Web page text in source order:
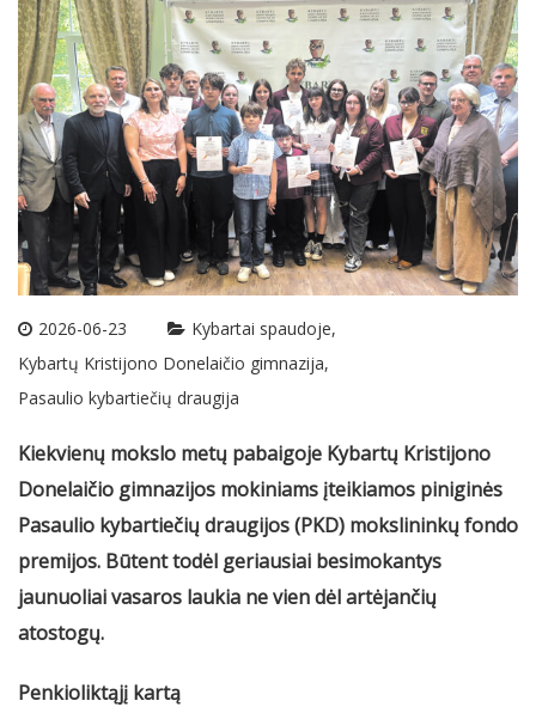
2026-06-23
Kybartai spaudoje
Kybartų Kristijono Donelaičio gimnazija
Pasaulio kybartiečių draugija
Kiekvienų mokslo metų pabaigoje Kybartų Kristijono
Donelaičio gimnazijos mokiniams įteikiamos piniginės
Pasaulio kybartiečių draugijos (PKD) mokslininkų fondo
premijos. Būtent todėl geriausiai besimokantys
jaunuoliai vasaros laukia ne vien dėl artėjančių
atostogų.
Penkioliktąjį kartą